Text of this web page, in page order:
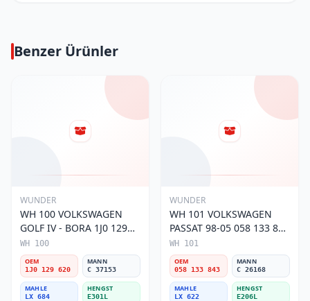
Benzer Ürünler
WUNDER
WH 100 VOLKSWAGEN
GOLF IV - BORA 1J0 129
620 Hava Filtresi
WH 100
OEM
1J0 129 620
MANN
C 37153
MAHLE
LX 684
HENGST
E301L
WUNDER
WH 101 VOLKSWAGEN
PASSAT 98-05 058 133 843
Hava Filtresi
WH 101
OEM
058 133 843
MANN
C 26168
MAHLE
LX 622
HENGST
E206L